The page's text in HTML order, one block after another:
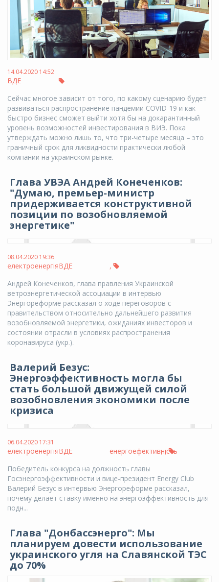
14.04.2020 14:52
ВДЕ
Сейчас многое зависит от того, по какому сценарию будет
развиваться распространение пандемии COVID-19 и как
быстро бизнес сможет выйти хотя бы на докарантинный
уровень возможностей инвестирования в ВИЭ. Пока
утверждать можно лишь то, что три-четыре месяца – это
граничный срок для ликвидности практически любой
компании на украинском рынке.
Глава УВЭА Андрей Конеченков:
"Думаю, премьер-министр
придерживается конструктивной
позиции по возобновляемой
энергетике"
08.04.2020 19:36
електроенергія ,
ВДЕ
Андрей Конеченков, глава правления Украинской
ветроэнергетической ассоциации в интервью
Энергореформе рассказал о ходе переговоров с
правительством относительно дальнейшего развития
возобновляемой энергетики, ожиданиях инвесторов и
состоянии отрасли в условиях распространения
коронавируса (укр.).
Валерий Безус:
Энергоэффективность могла бы
стать большой движущей силой
возобновления экономики после
кризиса
06.04.2020 17:31
електроенергія ,
ВДЕ ,
енергоефективність
Победитель конкурса на должность главы
Госэнергоэффективности и вице-президент Energy Club
Валерий Безус в интервью Энергореформе рассказал,
почему делает ставку именно на энергоэффективность для
подн...
Глава "Донбассэнерго": Мы
планируем довести использование
украинского угля на Славянской ТЭС
до 70%